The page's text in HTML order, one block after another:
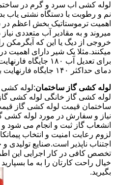
لوله کشی اب سرد و گرم در
نم و رطوبت با دستگاه نشتی یاب
اهمیت ترموستاتیک بخش اعظم در
میروند و به مقادیر آب متعددی
خروجی از دیگ یا این که آبگرمکن
میکنند.مثلا یک شیر دارای اهمیت
برای تعدیل آب ۱۸۰
دمای حداکثر ۱۴۰ جایگاه فارنهایت به کار میرود.
لوله کشی گاز ساختمان:لوله کشی
لوله کشی گاز خانگی لوله کشی
ساختمان قیمت لوله کشی گاز
نیاز و سفارش در مورد لوله کشی
انشعاب گاز ثبت و انجام می شود و
لزوم رعایت امنیت و انتخاب
اجتناب ناپذیر است.صنایع تولیدی و
تخصص کافی در کار اجرایی این
خیال راحت کارتان را به ما
بگیرید.